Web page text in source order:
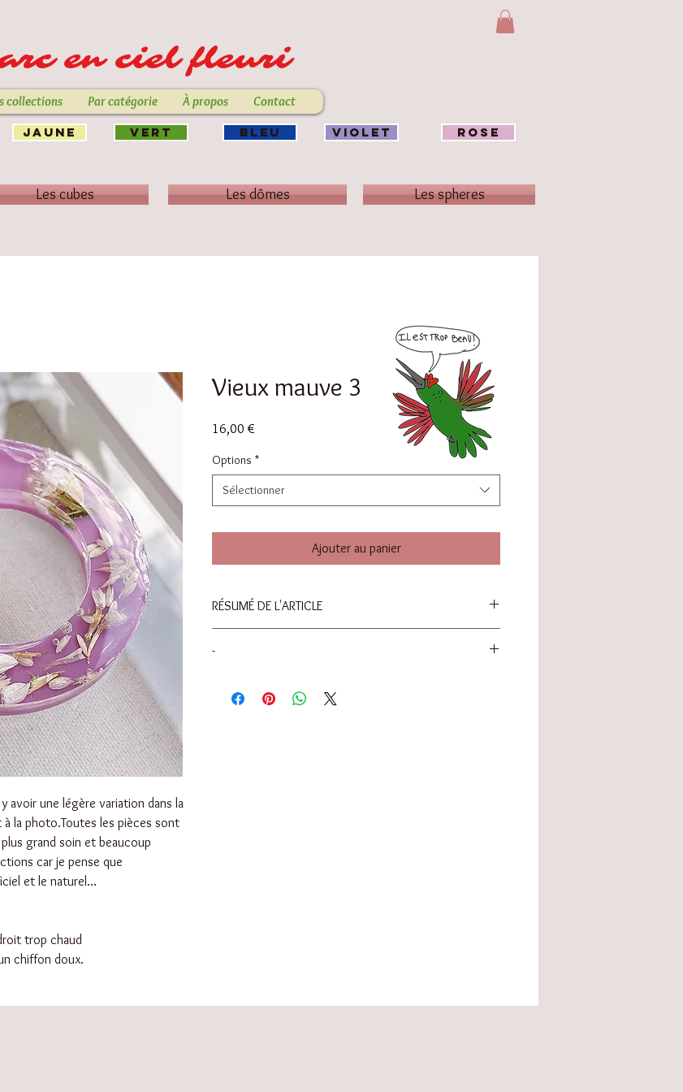
en ciel fleuri
collections Par catégorie À propos
Contact
JAUNE VERT BLEU VIOLET ROSE
Les cubes Les dômes Les spheres
avoir une légère variation dans la
à la photo.Toutes les pièces sont
grand soin et beaucoup
car je pense que
et le naturel…
trop chaud
chiffon doux.
Vieux mauve 3
16,00 €
Options *
Sélectionner
Ajouter au panier
RÉSUMÉ DE L'ARTICLE
-